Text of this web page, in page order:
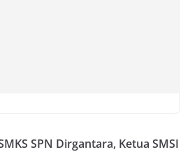
SPN Dirgantara, Ketua SMSI